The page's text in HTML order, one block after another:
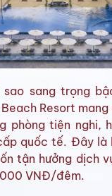
sao sang trọng
Resort
phòng tiện nghi,
quốc tế. Đây là
tận hưởng dịch
VNĐ/đêm.